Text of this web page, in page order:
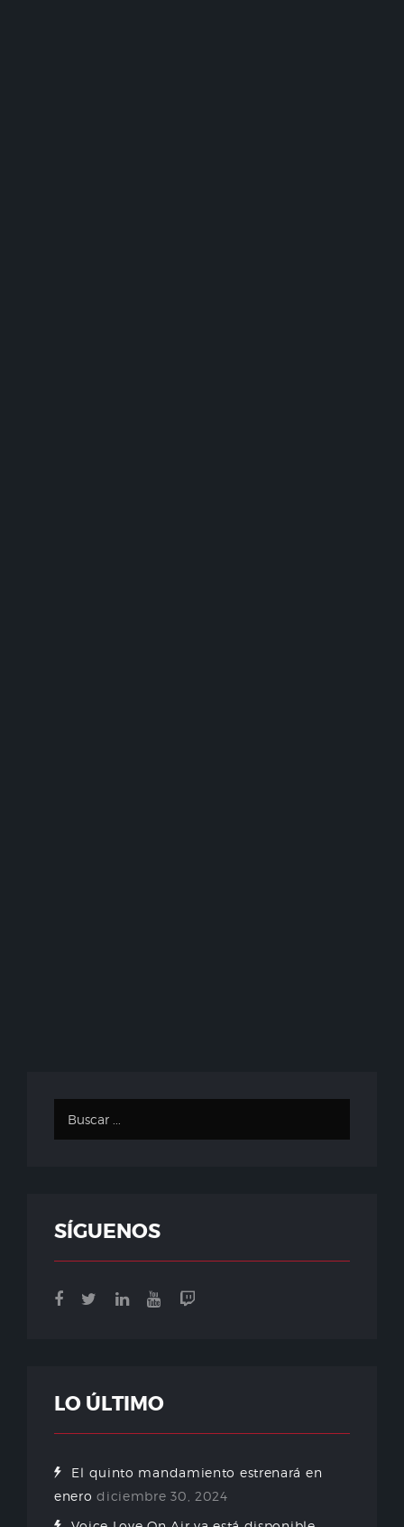
SÍGUENOS
LO ÚLTIMO
El quinto mandamiento estrenará en
enero diciembre 30, 2024